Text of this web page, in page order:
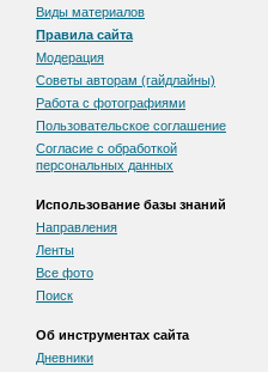
Виды материалов
Правила сайта
Модерация
Советы авторам (гайдлайны)
Работа с фотографиями
Пользовательскоe соглашение
Согласие с обработкой
персональных данных
Использование базы знаний
Направления
Ленты
Все фото
Поиск
Об инструментах сайта
Дневники